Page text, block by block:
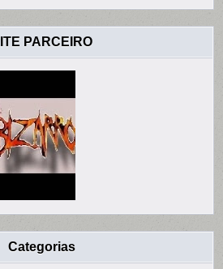
PARCEIRO
Categorias